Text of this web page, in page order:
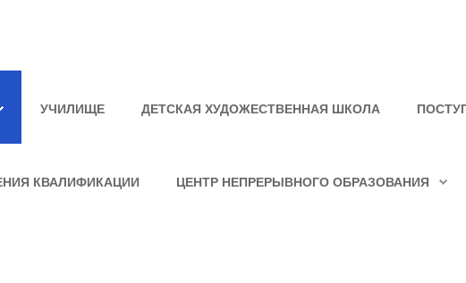
УЧИЛИЩЕ ДЕТСКАЯ ХУДОЖЕСТВЕННАЯ ШКОЛА
КВАЛИФИКАЦИИ ЦЕНТР НЕПРЕРЫВНОГО ОБРАЗОВАНИЯ